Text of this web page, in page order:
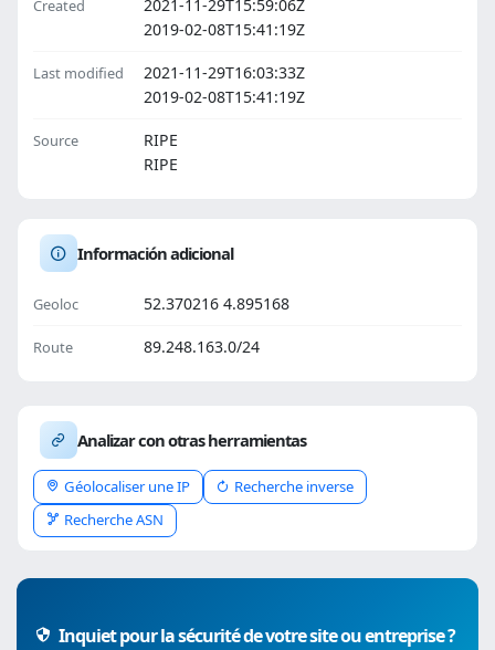
Created
2021-11-29T15:59:06Z
2019-02-08T15:41:19Z
Last modified
2021-11-29T16:03:33Z
2019-02-08T15:41:19Z
Source
RIPE
RIPE
Información adicional
Geoloc 52.370216 4.895168
Route 89.248.163.0/24
Analizar con otras herramientas
Géolocaliser une IP
Recherche inverse
Recherche ASN
Inquiet pour la sécurité de votre site ou entreprise ?